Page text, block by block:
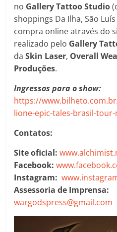
no Gallery Tattoo Studio
shoppings Da Ilha, São
compra online através do
realizado pelo Gallery
daSkin Laser, Overall
Produções.
Ingressos para o show:
https://
lione-epic-tales-brasil-tour-
Contatos:
Site oficial:
Facebook:
Instagram:
Assessoria de Imprensa:
wargodspress@gmail.com